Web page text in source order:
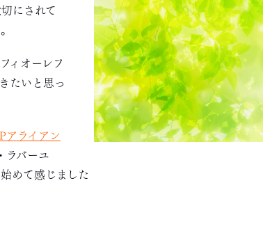
にされて
ィオーレフ
たいと思っ
アライアン
ラバーユ
めて感じました